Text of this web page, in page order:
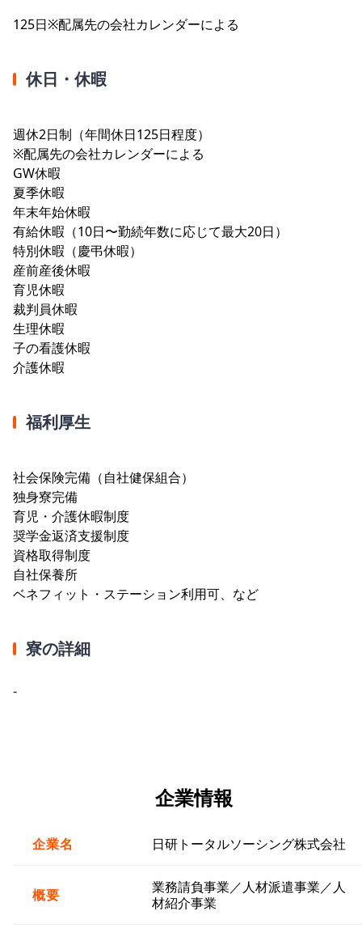
125日※配属先の会社カレンダーによる
休日・休暇
週休2日制（年間休日125日程度）
※配属先の会社カレンダーによる
GW休暇
夏季休暇
年末年始休暇
有給休暇（10日〜勤続年数に応じて最大20日）
特別休暇（慶弔休暇）
産前産後休暇
育児休暇
裁判員休暇
生理休暇
子の看護休暇
介護休暇
福利厚生
社会保険完備（自社健保組合）
独身寮完備
育児・介護休暇制度
奨学金返済支援制度
資格取得制度
自社保養所
ベネフィット・ステーション利用可、など
寮の詳細
-
企業情報
企業名 日研トータルソーシング株式会社
概要
業務請負事業／人材派遣事業／人
材紹介事業